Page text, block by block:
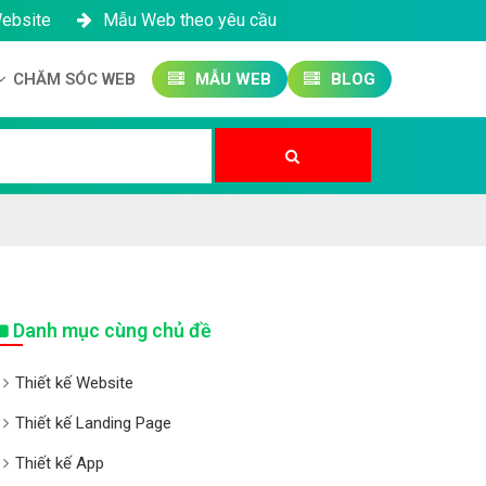
Mẫu Web theo yêu cầu
CHĂM SÓC WEB MẪU WEB BLOG
Danh mục cùng chủ đề
Thiết kế Website
Thiết kế Landing Page
Thiết kế App